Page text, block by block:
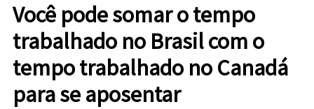
Você pode somar o tempo
trabalhado no Brasil com o
tempo trabalhado no Canadá
para se aposentar